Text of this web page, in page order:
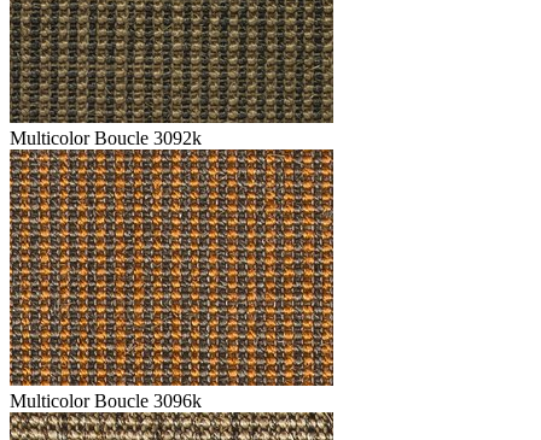
Multicolor Boucle 3092k
Multicolor Boucle 3096k